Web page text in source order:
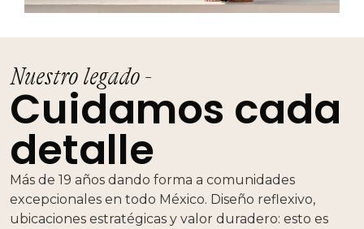
Nuestro legado -
Cuidamos cada
detalle
Más de 19 años dando forma a comunidades
excepcionales en todo México. Diseño reflexivo,
ubicaciones estratégicas y valor duradero: esto es